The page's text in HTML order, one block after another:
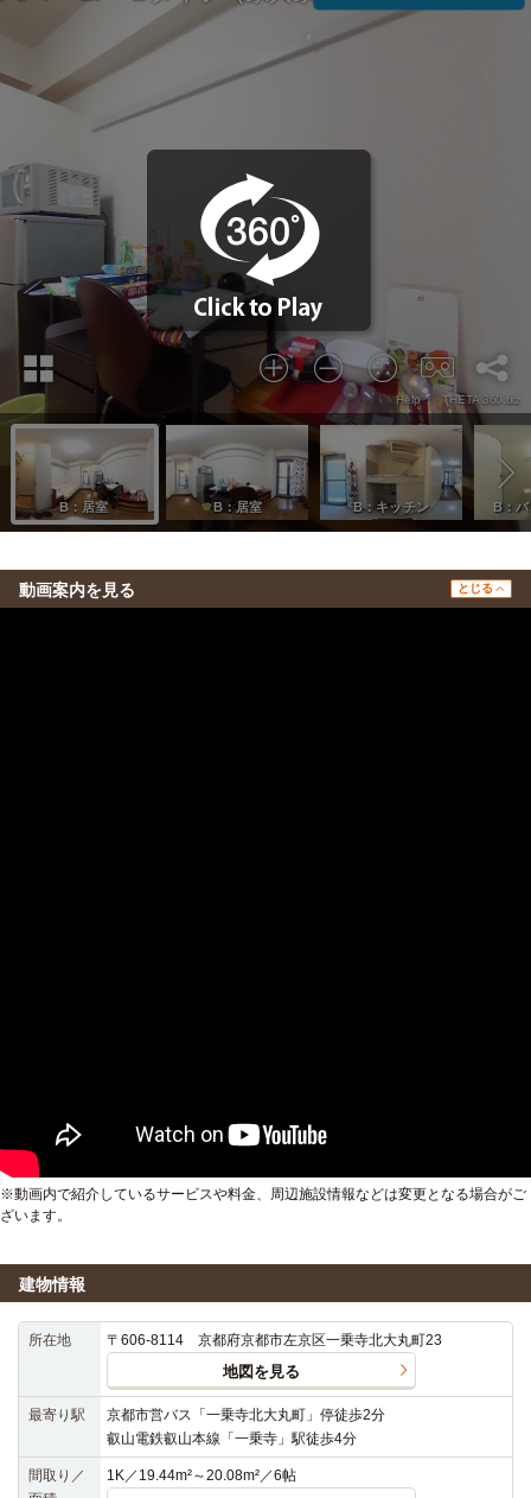
動画案内を見る とじる
※動画内で紹介しているサービスや料金、周辺施設情報などは変更となる場合がご
ざいます。
建物情報
所在地 〒606-8114 京都府京都市左京区一乗寺北大丸町23
地図を見る
最寄り駅
京都市営バス「一乗寺北大丸町」停徒歩2分
叡山電鉄叡山本線「一乗寺」駅徒歩4分
間取り／
1K／19.44m²～20.08m²／6帖